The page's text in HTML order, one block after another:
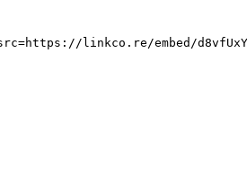
linkco.re/embed/